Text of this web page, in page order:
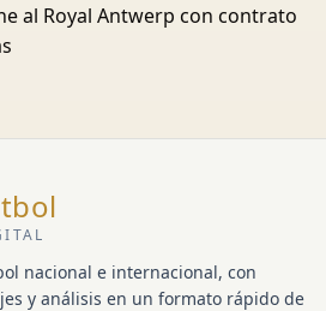
al Royal Antwerp con contrato
nacional e internacional, con
y análisis en un formato rápido de